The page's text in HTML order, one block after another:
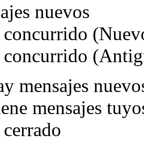
nuevos
concurrido
concurrido
mensajes
mensajes